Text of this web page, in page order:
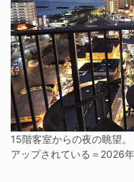
15階客室からの夜の眺望
アップされている＝2026